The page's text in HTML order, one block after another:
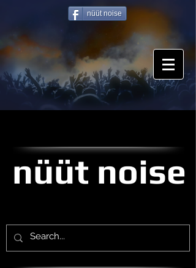
nüüt noise
nüüt noise